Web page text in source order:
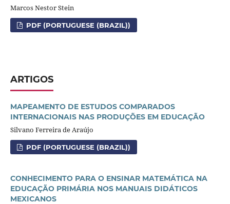
Marcos Nestor Stein
PDF (PORTUGUESE (BRAZIL))
ARTIGOS
MAPEAMENTO DE ESTUDOS COMPARADOS
INTERNACIONAIS NAS PRODUÇÕES EM EDUCAÇÃO
Silvano Ferreira de Araújo
PDF (PORTUGUESE (BRAZIL))
CONHECIMENTO PARA O ENSINAR MATEMÁTICA NA
EDUCAÇÃO PRIMÁRIA NOS MANUAIS DIDÁTICOS
MEXICANOS